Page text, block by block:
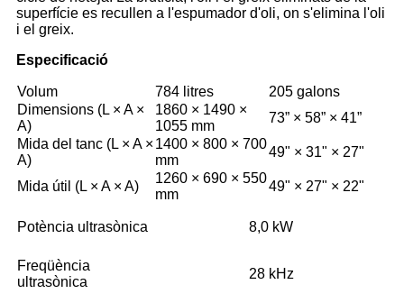
superfície es recullen a l'espumador d'oli, on s'elimina l'oli
i el greix.
Especificació
Volum 784 litres
205 galons
Dimensions (L × A ×
A)
1860 × 1490 ×
1055 mm
73” × 58” × 41”
Mida del tanc (L × A ×
A)
1400 × 800 × 700
mm
49" × 31" × 27"
Mida útil (L × A × A)
1260 × 690 × 550
mm
49" × 27" × 22"
Potència ultrasònica 8,0 kW
Freqüència
ultrasònica
28 kHz